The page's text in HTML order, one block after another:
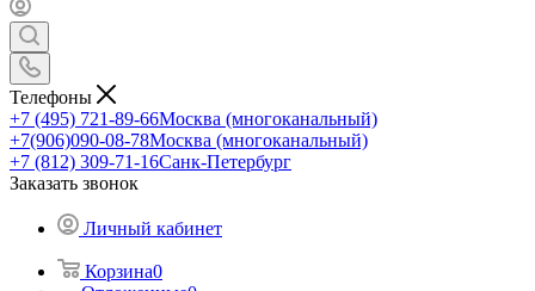
Телефоны
+7 (495) 721-89-66Москва (многоканальный)
+7(906)090-08-78Москва (многоканальный)
+7 (812) 309-71-16Санк-Петербург
Заказать звонок
Личный кабинет
Корзина0